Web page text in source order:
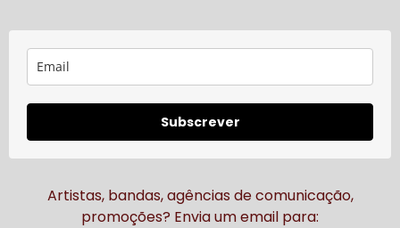
Subscrever
Artistas, bandas, agências de comunicação,
promoções? Envia um email para: